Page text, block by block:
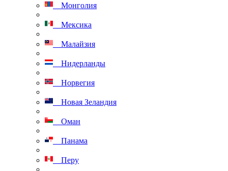
Монголия
Мексика
Малайзия
Нидерланды
Норвегия
Новая Зеландия
Оман
Панама
Перу